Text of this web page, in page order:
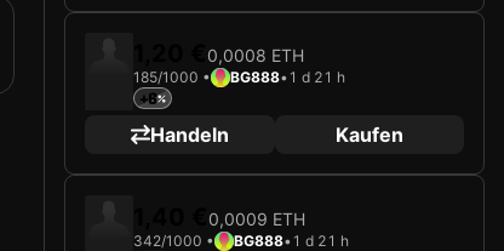
0,0008 ETH
185/1000 • BG888• 1 d 21 h
+6
Handeln Kaufen
0,0009 ETH
342/1000 • BG888• 1 d 21 h